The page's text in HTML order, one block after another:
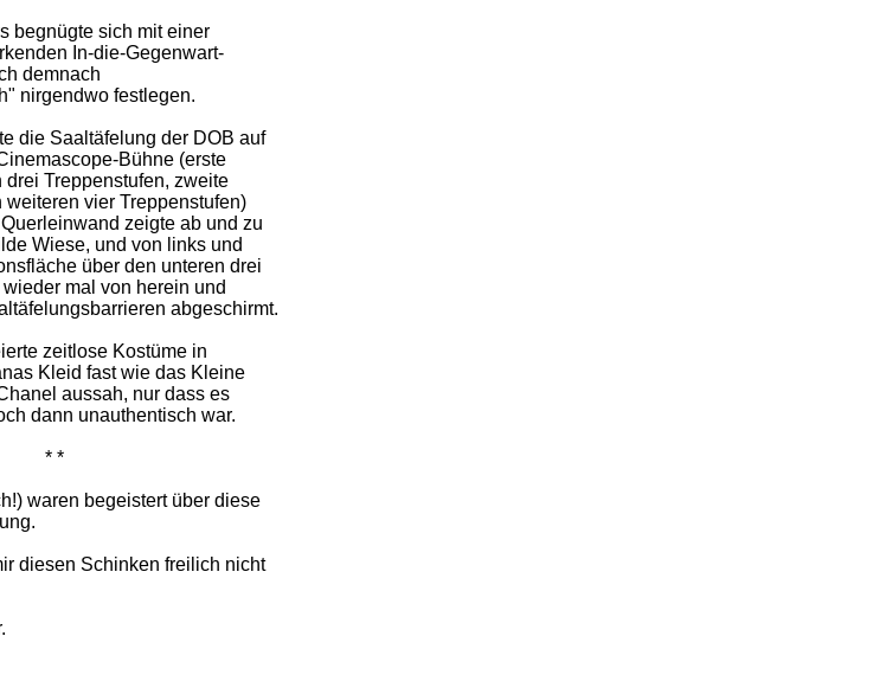
begnügte sich mit einer
In-die-Gegenwart-
demnach
nirgendwo festlegen.
die Saaltäfelung der DOB auf
Bühne (erste
Treppenstufen, zweite
vier Treppenstufen)
zeigte ab und zu
Wiese, und von links und
über den unteren drei
mal von herein und
abgeschirmt.
zeitlose Kostüme in
Kleid fast wie das Kleine
aussah, nur dass es
dann unauthentisch war.
* *
waren begeistert über diese
diesen Schinken freilich nicht